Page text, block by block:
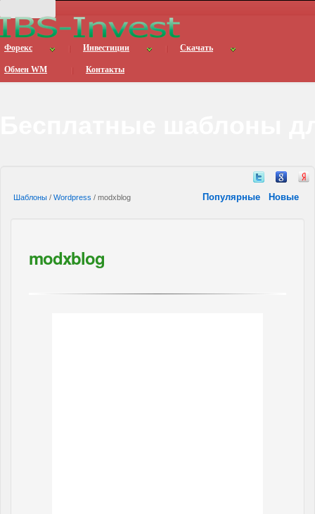
Форекс Инвестиции Скачать
Обмен WM Контакты
Шаблоны / Wordpress / modxblog Популярные Новые
modxblog